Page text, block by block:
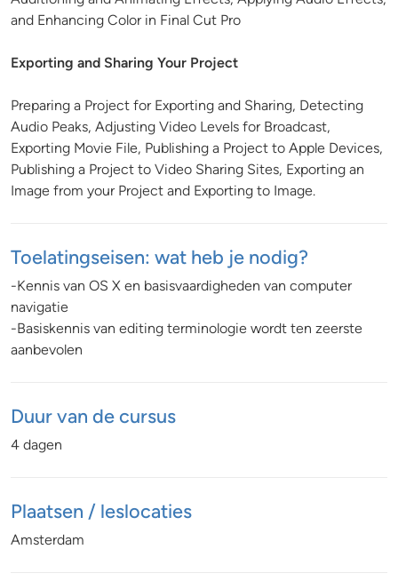
and Enhancing Color in Final Cut Pro
Exporting and Sharing Your Project
Preparing a Project for Exporting and Sharing, Detecting
Audio Peaks, Adjusting Video Levels for Broadcast,
Exporting Movie File, Publishing a Project to Apple Devices,
Publishing a Project to Video Sharing Sites, Exporting an
Image from your Project and Exporting to Image.
Toelatingseisen: wat heb je nodig?
-Kennis van OS X en basisvaardigheden van computer
navigatie
-Basiskennis van editing terminologie wordt ten zeerste
aanbevolen
Duur van de cursus
4 dagen
Plaatsen / leslocaties
Amsterdam